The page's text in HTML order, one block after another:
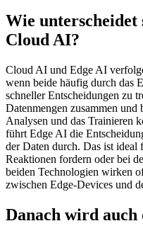
Wie unterscheidet
Cloud AI?
Cloud AI und Edge AI
wenn beide häufig durch das
schneller Entscheidungen zu
Datenmengen zusammen
Analysen und das Trainieren
führt Edge AI die
der Daten durch. Das ist
Reaktionen fordern oder bei
beiden Technologien wirken
zwischen Edge-Devices und
Danach wird auch